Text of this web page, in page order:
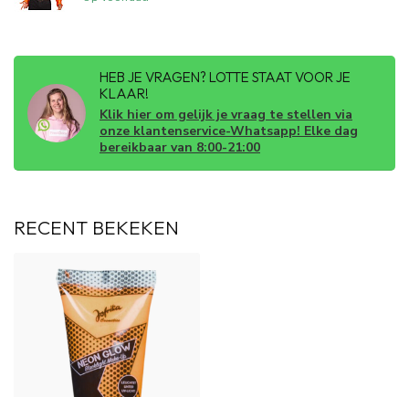
HEB JE VRAGEN? LOTTE STAAT VOOR JE
KLAAR!
Klik hier om gelijk je vraag te stellen via
onze klantenservice-Whatsapp! Elke dag
bereikbaar van 8:00-21:00
RECENT BEKEKEN